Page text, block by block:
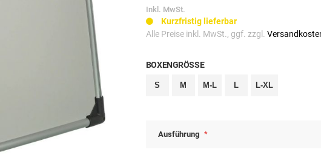
Inkl. MwSt.
Kurzfristig lieferbar
Alle Preise inkl. MwSt., ggf. zzgl.
BOXENGRÖSSE
S M M-L L L-XL
Ausführung